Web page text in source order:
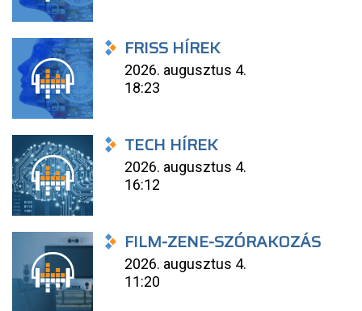
FRISS HÍREK
2026. augusztus 4.
18:23
TECH HÍREK
2026. augusztus 4.
16:12
FILM-ZENE-SZÓRAKOZÁS
2026. augusztus 4.
11:20